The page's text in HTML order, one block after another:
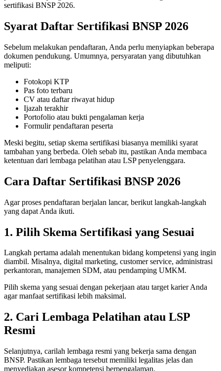
sertifikasi BNSP 2026.
Syarat Daftar Sertifikasi BNSP 2026
Sebelum melakukan pendaftaran, Anda perlu menyiapkan beberapa
dokumen pendukung. Umumnya, persyaratan yang dibutuhkan
meliputi:
Fotokopi KTP
Pas foto terbaru
CV atau daftar riwayat hidup
Ijazah terakhir
Portofolio atau bukti pengalaman kerja
Formulir pendaftaran peserta
Meski begitu, setiap skema sertifikasi biasanya memiliki syarat
tambahan yang berbeda. Oleh sebab itu, pastikan Anda membaca
ketentuan dari lembaga pelatihan atau LSP penyelenggara.
Cara Daftar Sertifikasi BNSP 2026
Agar proses pendaftaran berjalan lancar, berikut langkah-langkah
yang dapat Anda ikuti.
1. Pilih Skema Sertifikasi yang Sesuai
Langkah pertama adalah menentukan bidang kompetensi yang ingin
diambil. Misalnya, digital marketing, customer service, administrasi
perkantoran, manajemen SDM, atau pendamping UMKM.
Pilih skema yang sesuai dengan pekerjaan atau target karier Anda
agar manfaat sertifikasi lebih maksimal.
2. Cari Lembaga Pelatihan atau LSP
Resmi
Selanjutnya, carilah lembaga resmi yang bekerja sama dengan
BNSP. Pastikan lembaga tersebut memiliki legalitas jelas dan
menyediakan asesor kompetensi berpengalaman.